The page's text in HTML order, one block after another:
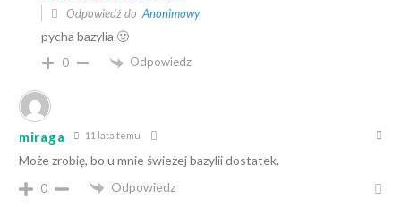
Odpowiedź do Anonimowy
pycha bazylia 🙂
0 Odpowiedz
miraga 11 lata temu
Może zrobię, bo u mnie świeżej bazylii dostatek.
0
Odpowiedz